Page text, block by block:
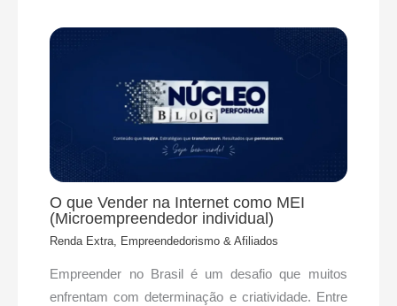
O que Vender na Internet como MEI
(Microempreendedor individual)
Renda Extra, Empreendedorismo & Afiliados
Empreender no Brasil é um desafio que muitos
enfrentam com determinação e criatividade. Entre